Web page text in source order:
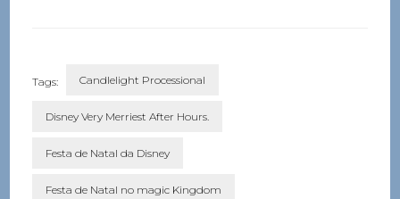
Tags: Candlelight Processional
Disney Very Merriest After Hours.
Festa de Natal da Disney
Festa de Natal no magic Kingdom